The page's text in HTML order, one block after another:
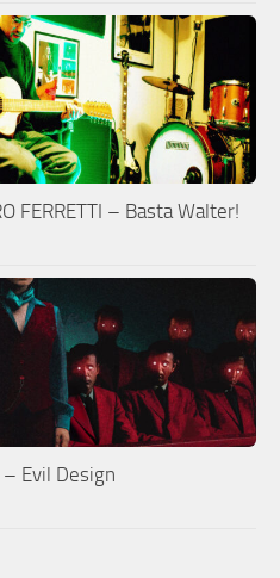
FERRETTI – Basta Walter!
– Evil Design